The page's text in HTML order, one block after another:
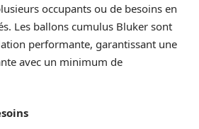
occupants ou de besoins en
Les ballons cumulus Bluker sont
performante, garantissant une
avec un minimum de